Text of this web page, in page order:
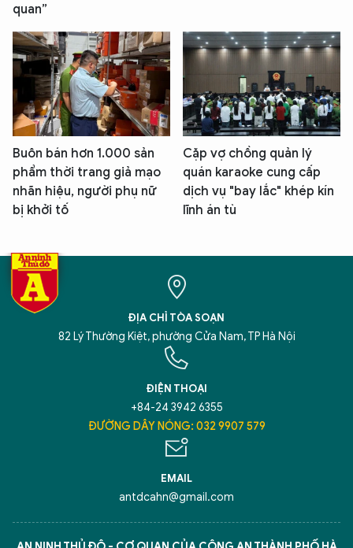
quan”
Buôn bán hơn 1.000 sản
phẩm thời trang giả mạo
nhãn hiệu, người phụ nữ
bị khởi tố
Cặp vợ chồng quản lý
quán karaoke cung cấp
dịch vụ "bay lắc" khép kín
lĩnh án tù
ĐỊA CHỈ TÒA SOẠN
82 Lý Thường Kiệt, phường Cửa Nam, TP Hà Nội
ĐIỆN THOẠI
+84-24 3942 6355
ĐƯỜNG DÂY NÓNG: 032 9907 579
EMAIL
antdcahn@gmail.com